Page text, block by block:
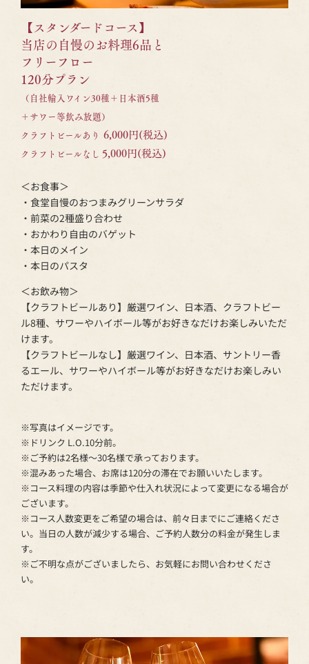
【スタンダードコース】
当店の自慢のお料理6品と
フリーフロー
120分プラン
（自社輸入ワイン30種＋日本酒5種
＋サワー等飲み放題）
クラフトビールあり 6,000円(税込)
クラフトビールなし 5,000円(税込)
＜お食事＞
・食堂自慢のおつまみグリーンサラダ
・前菜の2種盛り合わせ
・おかわり自由のバゲット
・本日のメイン
・本日のパスタ
＜お飲み物＞
【クラフトビールあり】厳選ワイン、日本酒、クラフトビー
ル8種、サワーやハイボール等がお好きなだけお楽しみいただ
けます。
【クラフトビールなし】厳選ワイン、日本酒、サントリー香
るエール、サワーやハイボール等がお好きなだけお楽しみい
ただけます。
※写真はイメージです。
※ドリンク L.O.10分前。
※ご予約は2名様～30名様で承っております。
※混みあった場合、お席は120分の滞在でお願いいたします。
※コース料理の内容は季節や仕入れ状況によって変更になる場合が
ございます。
※コース人数変更をご希望の場合は、前々日までにご連絡くださ
い。当日の人数が減少する場合、ご予約人数分の料金が発生しま
す。
※ご不明な点がございましたら、お気軽にお問い合わせくださ
い。